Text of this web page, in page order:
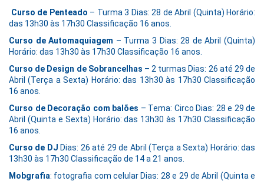
Curso de Penteado – Turma 3 Dias: 28 de Abril (Quinta) Horário:
das 13h30 às 17h30 Classificação 16 anos.
Curso de Automaquiagem – Turma 3 Dias: 28 de Abril (Quinta)
Horário: das 13h30 às 17h30 Classificação 16 anos.
Curso de Design de Sobrancelhas – 2 turmas Dias: 26 até 29 de
Abril (Terça a Sexta) Horário: das 13h30 às 17h30 Classificação
16 anos.
Curso de Decoração com balões – Tema: Circo Dias: 28 e 29 de
Abril (Quinta e Sexta) Horário: das 13h30 às 17h30 Classificação
16 anos.
Curso de DJ Dias: 26 até 29 de Abril (Terça a Sexta) Horário: das
13h30 às 17h30 Classificação de 14 a 21 anos.
Mobgrafia: fotografia com celular Dias: 28 e 29 de Abril (Quinta e